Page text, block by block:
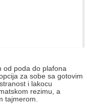
od poda do plafona
za sobe sa gotovim
i lakocu
rezimu, a
tajmerom.